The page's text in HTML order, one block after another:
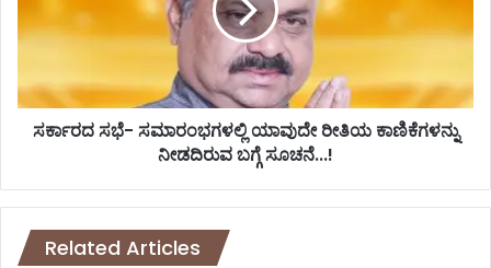
ಜಿ
ಲೆ
ಯ
ಲ್
ಲ
ಗ
ದ
ಸ
-
ಸ
ಮಾ
ಲ್
ಸರ್ಕಾರದ ಸಭೆ- ಸಮಾರಂಭಗಳಲ್ಲಿ ಯಾವುದೇ ರೀತಿಯ ಕಾಣಿಕೆಗಳನ್ನು
ನೀಡದಿರುವ ಬಗ್ಗೆ ಸೂಚನೆ...!
Related Articles